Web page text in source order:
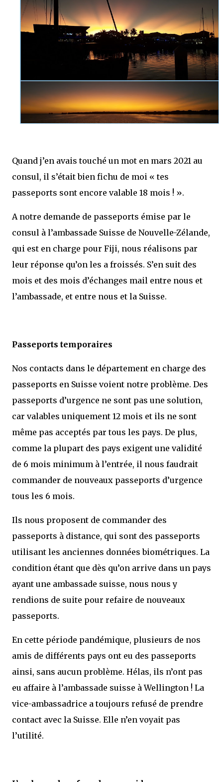
Quand j’en avais touché un mot en mars 2021 au
consul, il s’était bien fichu de moi « tes
passeports sont encore valable 18 mois ! ».
A notre demande de passeports émise par le
consul à l’ambassade Suisse de Nouvelle-Zélande,
qui est en charge pour Fiji, nous réalisons par
leur réponse qu’on les a froissés. S’en suit des
mois et des mois d’échanges mail entre nous et
l’ambassade, et entre nous et la Suisse.
Passeports temporaires
Nos contacts dans le département en charge des
passeports en Suisse voient notre problème. Des
passeports d’urgence ne sont pas une solution,
car valables uniquement 12 mois et ils ne sont
même pas acceptés par tous les pays. De plus,
comme la plupart des pays exigent une validité
de 6 mois minimum à l’entrée, il nous faudrait
commander de nouveaux passeports d’urgence
tous les 6 mois.
Ils nous proposent de commander des
passeports à distance, qui sont des passeports
utilisant les anciennes données biométriques. La
condition étant que dès qu’on arrive dans un pays
ayant une ambassade suisse, nous nous y
rendions de suite pour refaire de nouveaux
passeports.
En cette période pandémique, plusieurs de nos
amis de différents pays ont eu des passeports
ainsi, sans aucun problème. Hélas, ils n’ont pas
eu affaire à l’ambassade suisse à Wellington ! La
vice-ambassadrice a toujours refusé de prendre
contact avec la Suisse. Elle n’en voyait pas
l’utilité.